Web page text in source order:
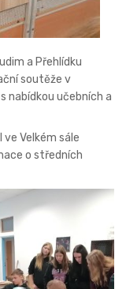
a Přehlídku
soutěže v
nabídkou učebních a
Velkém sále
o středních